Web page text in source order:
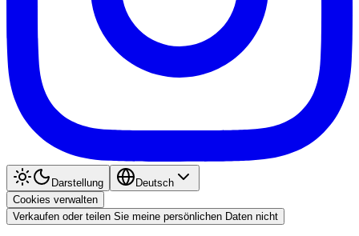
Darstellung
Deutsch
Cookies verwalten
Verkaufen oder teilen Sie meine persönlichen Daten nicht